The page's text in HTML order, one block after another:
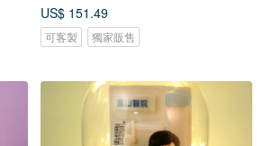
US$ 151.49
可客製 獨家販售